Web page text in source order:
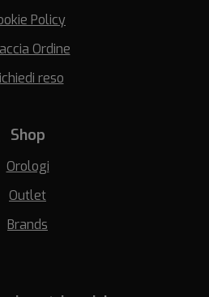
Policy
Ordine
reso
Shop
Orologi
Outlet
Brands